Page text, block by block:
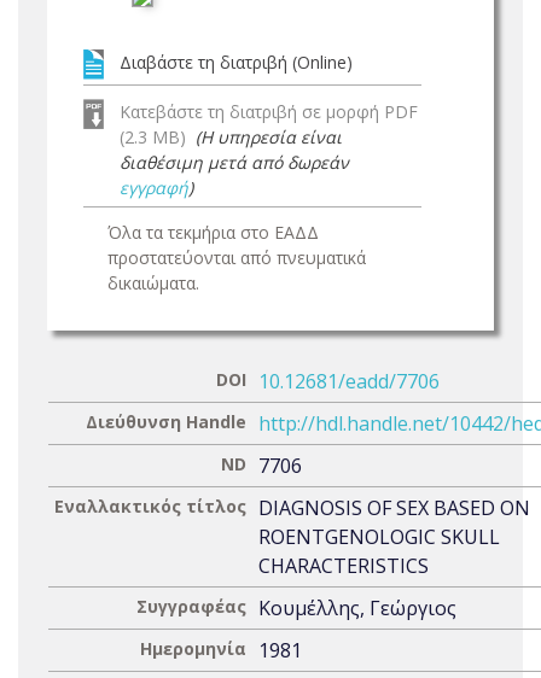
Διαβάστε τη διατριβή (Online)
Κατεβάστε τη διατριβή σε μορφή PDF
(2.3 MB) (Η υπηρεσία είναι
διαθέσιμη μετά από δωρεάν
εγγραφή)
Όλα τα τεκμήρια στο ΕΑΔΔ
προστατεύονται από πνευματικά
δικαιώματα.
DOI 10.12681/eadd/7706
Διεύθυνση Handle http://hdl.handle.net/10442/
ND 7706
Εναλλακτικός τίτλος DIAGNOSIS OF SEX BASED ON
ROENTGENOLOGIC SKULL
CHARACTERISTICS
Συγγραφέας Κουμέλλης, Γεώργιος
Ημερομηνία 1981